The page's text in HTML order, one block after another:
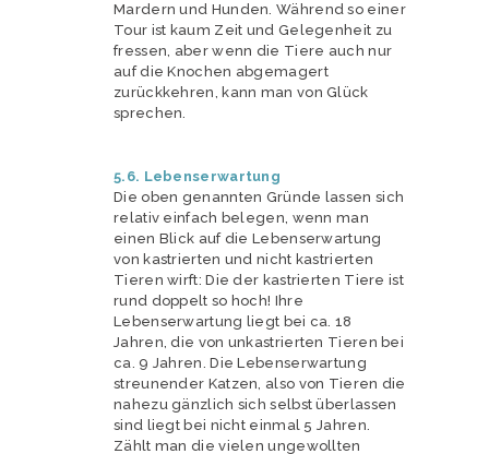
Mardern und Hunden. Während so einer
Tour ist kaum Zeit und Gelegenheit zu
fressen, aber wenn die Tiere auch nur
auf die Knochen abgemagert
zurückkehren, kann man von Glück
sprechen.
5.6. Lebenserwartung
Die oben genannten Gründe lassen sich
relativ einfach belegen, wenn man
einen Blick auf die Lebenserwartung
von kastrierten und nicht kastrierten
Tieren wirft: Die der kastrierten Tiere ist
rund doppelt so hoch! Ihre
Lebenserwartung liegt bei ca. 18
Jahren, die von unkastrierten Tieren bei
ca. 9 Jahren. Die Lebenserwartung
streunender Katzen, also von Tieren die
nahezu gänzlich sich selbst überlassen
sind liegt bei nicht einmal 5 Jahren.
Zählt man die vielen ungewollten